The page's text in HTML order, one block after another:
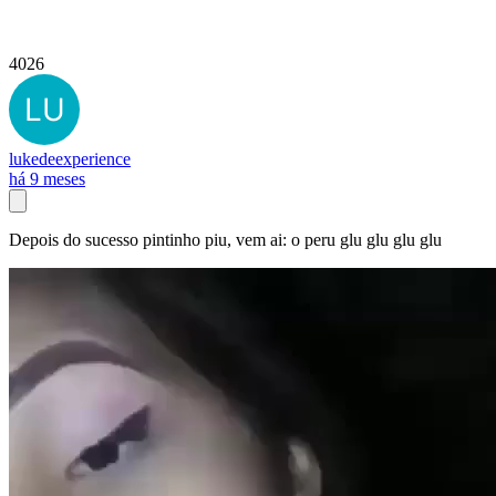
4026
lukedeexperience
há 9 meses
Depois do sucesso pintinho piu, vem ai: o peru glu glu glu glu